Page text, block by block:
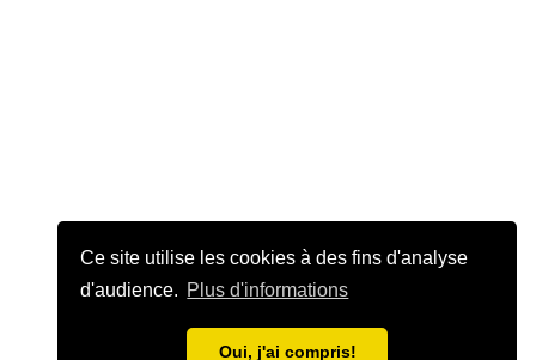
Ce site utilise les cookies à des fins d'analyse
d'audience. Plus d'informations
Oui, j'ai compris!